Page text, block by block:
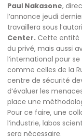
Paul Nakasone,
l’annonce jeudi
travaillera sous
Center. Cette entité
du privé, mais aussi
l’international pour
comme celles de la
centre de sécurité
d’évaluer les
place une
Pour ce faire, une
l’industrie, labos
sera nécessaire.